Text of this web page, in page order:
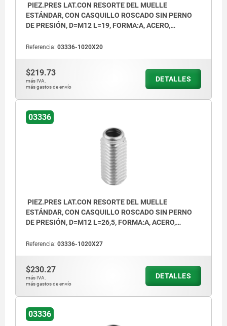
PIEZ.PRES LAT.CON RESORTE DEL MUELLE
ESTÁNDAR, CON CASQUILLO ROSCADO SIN PERNO
DE PRESIÓN, D=M12 L=19, FORMA:A, ACERO,
Referencia: 03336-1020X20
$219.73
más IVA.
más gastos de envío
DETALLES
03336
PIEZ.PRES LAT.CON RESORTE DEL MUELLE
ESTÁNDAR, CON CASQUILLO ROSCADO SIN PERNO
DE PRESIÓN, D=M12 L=26,5, FORMA:A, ACERO,
Referencia: 03336-1020X27
$230.27
más IVA.
más gastos de envío
DETALLES
03336